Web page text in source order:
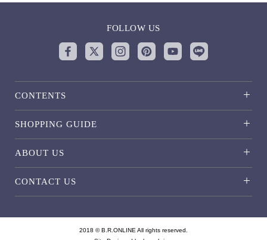
FOLLOW US
CONTENTS
SHOPPING GUIDE
ABOUT US
CONTACT US
2018 © B.R.ONLINE All rights reserved.